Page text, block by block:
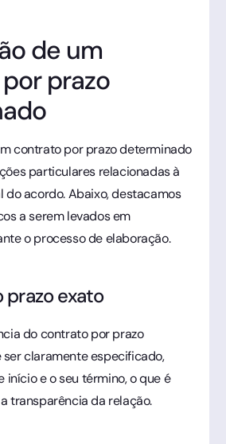
de um
prazo
contrato por prazo determinado
particulares relacionadas à
acordo. Abaixo, destacamos
a serem levados em
o processo de elaboração.
prazo exato
do contrato por prazo
claramente especificado,
início e o seu término, o que é
transparência da relação.